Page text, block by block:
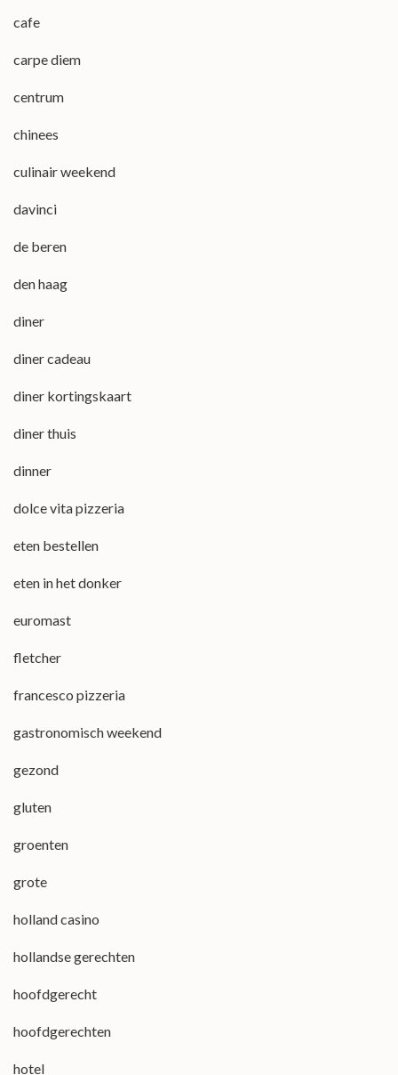
cafe
carpe diem
centrum
chinees
culinair weekend
davinci
de beren
den haag
diner
diner cadeau
diner kortingskaart
diner thuis
dinner
dolce vita pizzeria
eten bestellen
eten in het donker
euromast
fletcher
francesco pizzeria
gastronomisch weekend
gezond
gluten
groenten
grote
holland casino
hollandse gerechten
hoofdgerecht
hoofdgerechten
hotel